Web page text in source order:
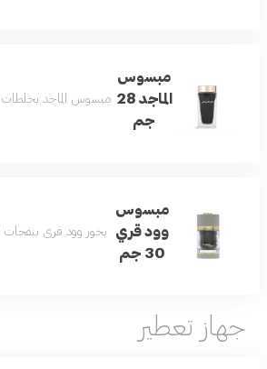
مبسوس
الماجد 28
جم
مبسوس الماجد بخلطات
مبسوس
وود قري
30 جم
بخور وود قري
جهاز تعطير